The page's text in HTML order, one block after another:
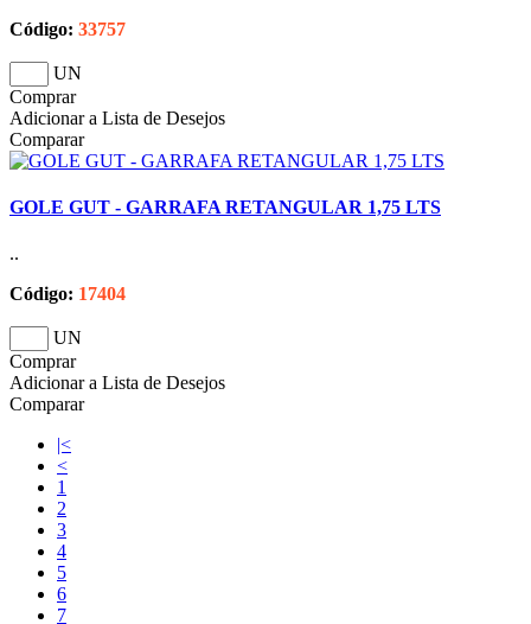
Código: 33757
UN
Comprar
Adicionar a Lista de Desejos
Comparar
GOLE GUT - GARRAFA RETANGULAR 1,75 LTS
..
Código: 17404
UN
Comprar
Adicionar a Lista de Desejos
Comparar
|<
<
1
2
3
4
5
6
7